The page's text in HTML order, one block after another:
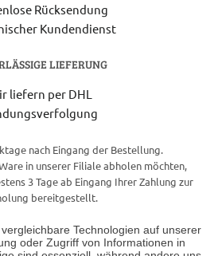
Technologien auf unserer
oder Zugriff von Informationen in
Rücksendung
Kundendienst
LIEFERUNG
liefern per DHL
nach Eingang der Bestellung.
in unserer Filiale abholen möchten,
3 Tage ab Eingang Ihrer Zahlung zur
bereitgestellt.
in Meckenheim